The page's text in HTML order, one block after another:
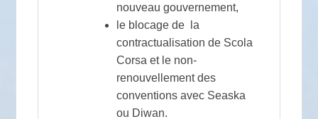
nouveau gouvernement,
le blocage de la
contractualisation de Scola
Corsa et le non-
renouvellement des
conventions avec Seaska
ou Diwan.